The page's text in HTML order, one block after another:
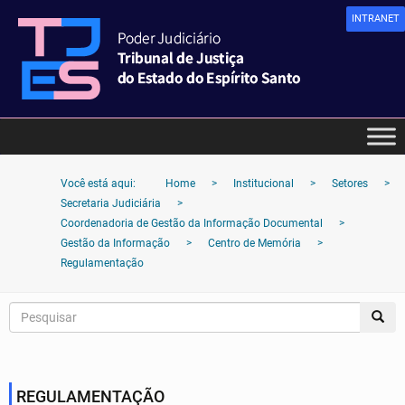
INTRANET
Você está aqui: Home > Institucional > Setores
>
Secretaria Judiciária
>
Coordenadoria de Gestão da Informação Documental
>
Gestão da Informação
> Centro de Memória
>
Regulamentação
REGULAMENTAÇÃO